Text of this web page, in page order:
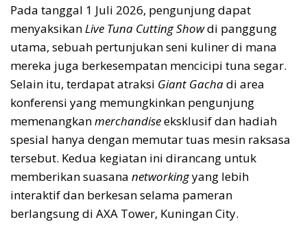
Pada tanggal 1 Juli 2026, pengunjung dapat
menyaksikan Live Tuna Cutting Showdi panggung
utama, sebuah pertunjukan seni kuliner di mana
mereka juga berkesempatan mencicipi tuna segar.
Selain itu, terdapat atraksi Giant Gachadi area
konferensi yang memungkinkan pengunjung
memenangkanmerchandiseeksklusif dan hadiah
spesial hanya dengan memutar tuas mesin raksasa
tersebut. Kedua kegiatan ini dirancang untuk
memberikan suasana networkingyang lebih
interaktif dan berkesan selama pameran
berlangsung di AXA Tower, Kuningan City.